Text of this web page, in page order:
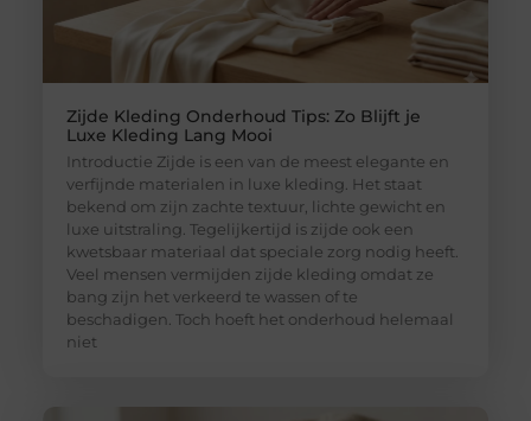
Zijde Kleding Onderhoud Tips: Zo Blijft je
Luxe Kleding Lang Mooi
Introductie Zijde is een van de meest elegante en
verfijnde materialen in luxe kleding. Het staat
bekend om zijn zachte textuur, lichte gewicht en
luxe uitstraling. Tegelijkertijd is zijde ook een
kwetsbaar materiaal dat speciale zorg nodig heeft.
Veel mensen vermijden zijde kleding omdat ze
bang zijn het verkeerd te wassen of te
beschadigen. Toch hoeft het onderhoud helemaal
niet